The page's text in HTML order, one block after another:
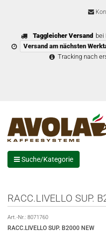
Taggleicher Versand bei
Versand am nächsten
Tracking nach
Suche/Kategorie
RACC.LIVELLO SUP.
Art.-Nr.: 8071760
RACC.LIVELLO SUP. B2000 NEW